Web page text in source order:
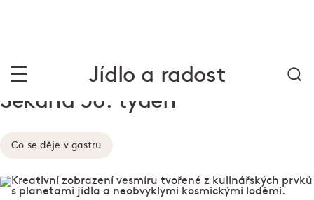
Jídlo a radost
Sekaná 38. týden
Co se děje v gastru